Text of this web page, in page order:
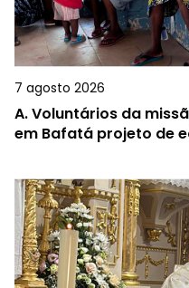
7 agosto 2026
A.Voluntários da
em Bafatá projeto de